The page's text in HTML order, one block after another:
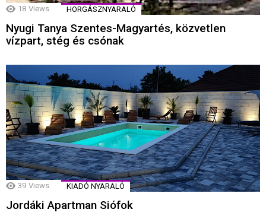
18 Views HORGÁSZNYARALÓ
Nyugi Tanya Szentes-Magyartés, közvetlen
vízpart, stég és csónak
39 Views KIADÓ NYARALÓ
Jordáki Apartman Siófok